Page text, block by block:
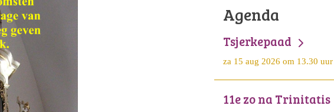
Agenda
Tsjerkepaad
za 15 aug 2026 om 13.30 uur
11e zo na Trinitatis